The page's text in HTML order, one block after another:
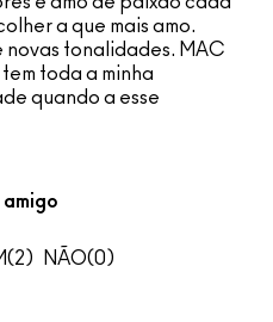
a que mais amo.
tonalidades. MAC
toda a minha
quando a esse
amigo
2 0